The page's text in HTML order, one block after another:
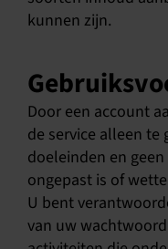
kunnen zijn.
Door een account
de service alleen te
doeleinden en
ongepast is of
U bent
van uw